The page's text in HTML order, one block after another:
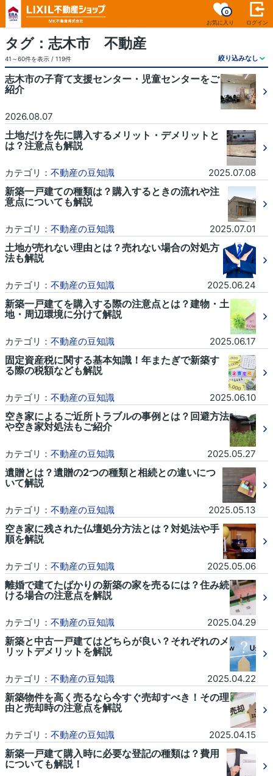
お気に入り
0
ログイン
タグ：志木市 不動産
41～60件を表示 / 119件
志木市の子育て支援センター・児童センターをご
紹介
2026.08.07
土地だけを先に購入するメリット・デメリットと
は？注意点も解説
カテゴリ： 不動産の豆知識 2025.07.08
新築一戸建ての種類は？購入するときの流れや注
意点についても解説
カテゴリ： 不動産の豆知識 2025.07.01
土地が売れない理由とは？売れない場合の対処方
法も解説
カテゴリ： 不動産の豆知識 2025.06.24
新築一戸建てを購入する際の注意点とは？建物・土
地・周辺環境に分けて解説
カテゴリ： 不動産の豆知識 2025.06.17
固定資産税に関する基本知識！年またぎで新築す
る際の税額なども解説
カテゴリ： 不動産の豆知識 2025.06.10
空き家によるご近所トラブルの事例とは？回避方法
や空き家対処法もご紹介
カテゴリ： 不動産の豆知識 2025.05.27
遺贈とは？遺贈の2つの種類と相続との違いにつ
いて解説
カテゴリ： 不動産の豆知識 2025.05.13
空き家に残された仏壇処分方法とは？対処法や手
順を解説
カテゴリ： 不動産の豆知識 2025.05.06
離婚で建てたばかりの新築の家を売るには？住み続
ける場合の注意点を解説
カテゴリ： 不動産の豆知識 2025.04.29
新築と中古一戸建てはどちらが良い？それぞれのメ
リットデメリットを解説
カテゴリ： 不動産の豆知識 2025.04.22
新築物件を高く売るなら今すぐ売却すべき！その理
由と売却時の注意点を解説
カテゴリ： 不動産の豆知識 2025.04.15
新築一戸建て購入時に必要な登記の種類は？費用
についても解説！